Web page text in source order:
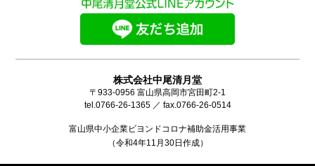
株式会社中尾清月堂
〒933-0956 富山県高岡市宮田町2-1
tel.0766-26-1365 ／ fax.0766-26-0514
富山県中小企業ビヨンドコロナ補助金活用事業
（令和4年11月30日作成）